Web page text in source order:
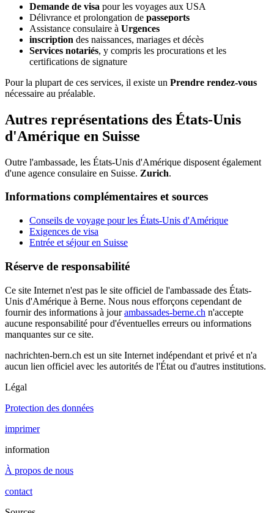
Demande de visa pour les voyages aux USA
Délivrance et prolongation de passeports
Assistance consulaire à Urgences
inscription des naissances, mariages et décès
Services notariés, y compris les procurations et les
certifications de signature
Pour la plupart de ces services, il existe un Prendre rendez-vous
nécessaire au préalable.
Autres représentations des États-Unis
d'Amérique en Suisse
Outre l'ambassade, les États-Unis d'Amérique disposent également
d'une agence consulaire en Suisse. Zurich.
Informations complémentaires et sources
Conseils de voyage pour les États-Unis d'Amérique
Exigences de visa
Entrée et séjour en Suisse
Réserve de responsabilité
Ce site Internet n'est pas le site officiel de l'ambassade des États-
Unis d'Amérique à Berne. Nous nous efforçons cependant de
fournir des informations à jourambassades-berne.ch n'accepte
aucune responsabilité pour d'éventuelles erreurs ou informations
manquantes sur ce site.
nachrichten-bern.ch est un site Internet indépendant et privé et n'a
aucun lien officiel avec les autorités de l'État ou d'autres institutions.
Légal
Protection des données
imprimer
information
À propos de nous
contact